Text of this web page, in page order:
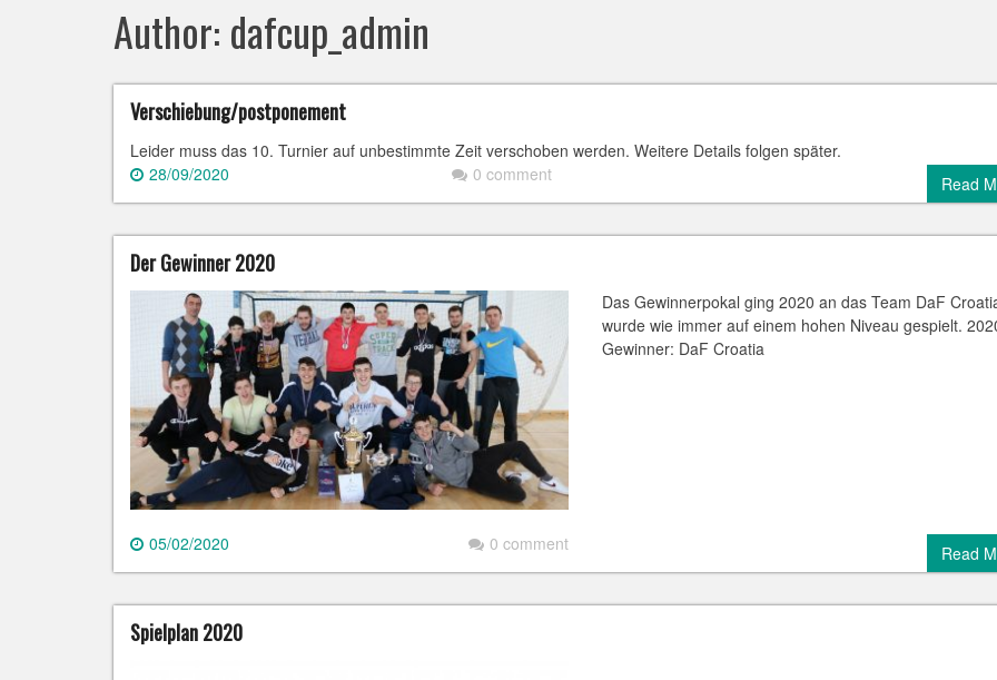
Author: dafcup_admin
Verschiebung/postponement
Leider muss das 10. Turnier auf unbestimmte Zeit verschoben werden. Weitere Details folgen später.
28/09/2020
0 comment Read
Der Gewinner 2020
05/02/2020 0 comment
Das Gewinnerpokal ging 2020 an das Team DaF
wurde wie immer auf einem hohen Niveau gespielt.
Gewinner: DaF Croatia
Read
Spielplan 2020